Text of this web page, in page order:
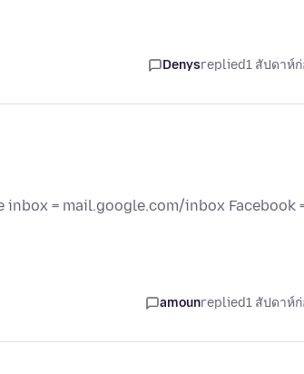
Denysreplied1 สัปดาห์
= mail.google.com/inbox Facebook
amounreplied1 สัปดาห์